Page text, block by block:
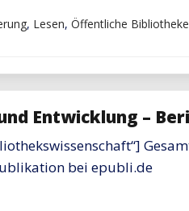
, Lesen, Öffentliche
Entwicklung –
bei epubli.de